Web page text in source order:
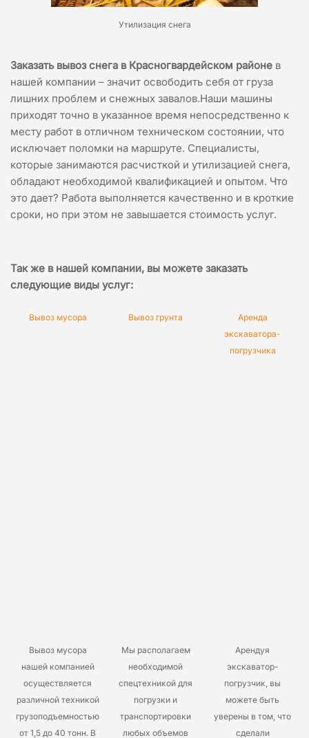
Утилизация снега
Заказать вывоз снега в Красногвардейском районе в
нашей компании – значит освободить себя от груза
лишних проблем и снежных завалов.Наши машины
приходят точно в указанное время непосредственно к
месту работ в отличном техническом состоянии, что
исключает поломки на маршруте. Специалисты,
которые занимаются расчисткой и утилизацией снега,
обладают необходимой квалификацией и опытом. Что
это дает? Работа выполняется качественно и в кроткие
сроки, но при этом не завышается стоимость услуг.
Так же в нашей компании, вы можете заказать
следующие виды услуг:
Вывоз мусора Вывоз грунта
Аренда
экскаватора-
погрузчика
Вывоз мусора
нашей компанией
осуществляется
различной техникой
грузоподъемностью
от 1,5 до 40 тонн. В
Мы располагаем
необходимой
спецтехникой для
погрузки и
транспортировки
любых объемов
Арендуя
экскаватор-
погрузчик, вы
можете быть
уверены в том, что
сделали